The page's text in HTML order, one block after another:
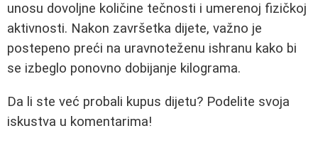
unosu dovoljne količine tečnosti i umerenoj fizičkoj
aktivnosti. Nakon završetka dijete, važno je
postepeno preći na uravnoteženu ishranu kako bi
se izbeglo ponovno dobijanje kilograma.
Da li ste već probali kupus dijetu? Podelite svoja
iskustva u komentarima!